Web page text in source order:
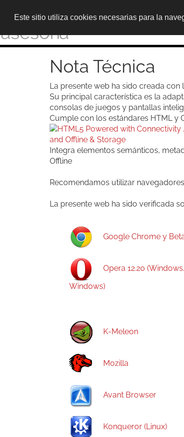
Este sitio utiliza cookies necesarias para la
Nota Técnica
La presente web ha sido creada con
Su principal característica es la
consolas de juegos y pantallas
Cumple con los estándares HTML y
Integra elementos semánticos,
Offline
Recomendamos utilizar
La presente web ha sido verificada
Google Chrome y
Opera 12.20
Windows)
K-Meleon
Mozilla
Avant Browser
Konqueror (Linux)